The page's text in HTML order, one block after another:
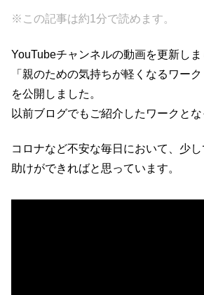
c
e
b
o
o
k
tt
er
e
n
a
e
※この記事は約1分で読めます。
YouTubeチャンネルの動画を更新しま
「親のための気持ちが軽くなるワー
を公開しました。
以前ブログでもご紹介したワークとな
コロナなど不安な毎日において、少
助けができればと思っています。